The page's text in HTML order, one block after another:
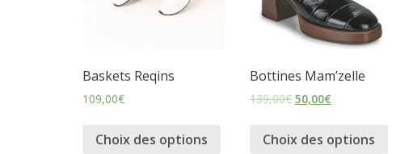
m
Baskets Reqins
109,00€
Choix des options
Bottines Mam’zelle
139,00€ 50,00€
Choix des options